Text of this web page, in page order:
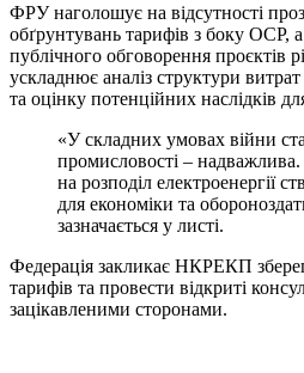
ФРУ наголошує на відсутності
обґрунтувань тарифів з боку ОСР, а
публічного обговорення
ускладнює аналіз структури витрат
та оцінку потенційних наслідків
«У складних умовах війни
промисловості –
на розподіл електроенергії
для економіки та
зазначається у листі.
Федерація закликає НКРЕКП
тарифів та провести відкриті
зацікавленими сторонами.